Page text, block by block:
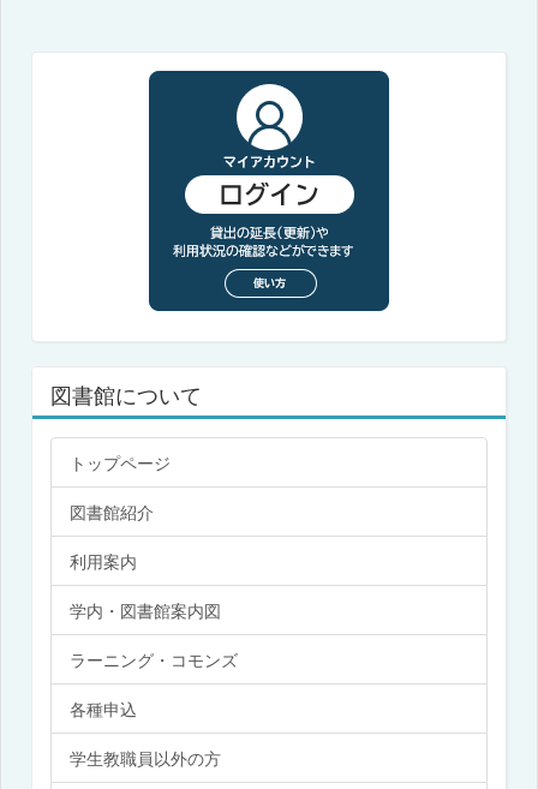
図書館について
トップページ
図書館紹介
利用案内
学内・図書館案内図
ラーニング・コモンズ
各種申込
学生教職員以外の方